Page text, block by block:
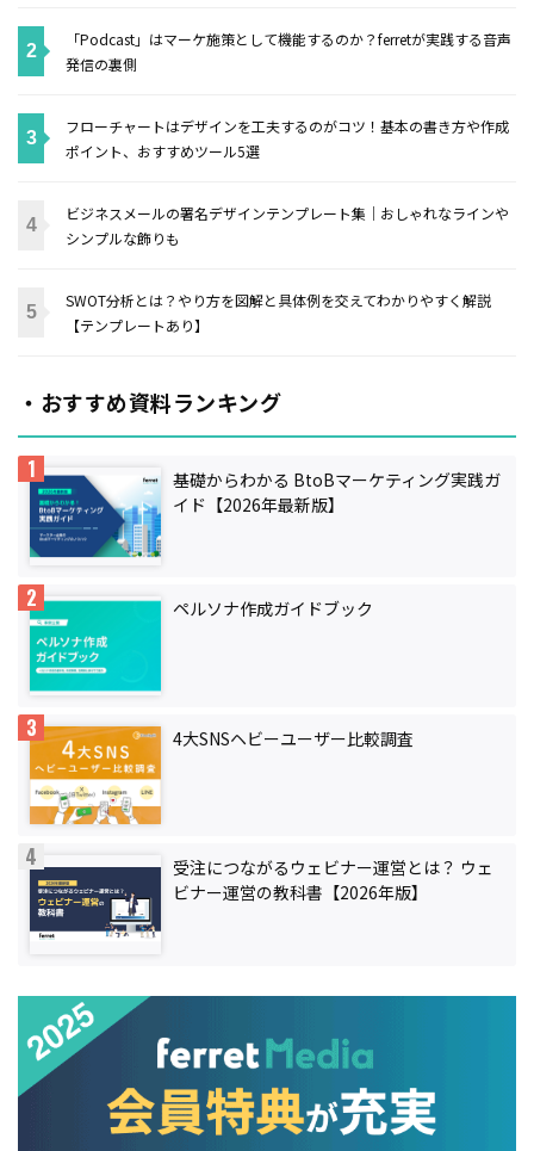
「Podcast」はマーケ施策として機能するのか？ferretが実践する音声
発信の裏側
フローチャートはデザインを工夫するのがコツ！基本の書き方や作成
ポイント、おすすめツール5選
ビジネスメールの署名デザインテンプレート集｜おしゃれなラインや
シンプルな飾りも
SWOT分析とは？やり方を図解と具体例を交えてわかりやすく解説
【テンプレートあり】
・おすすめ資料ランキング
基礎からわかる BtoBマーケティング実践ガ
イド【2026年最新版】
ペルソナ作成ガイドブック
4大SNSヘビーユーザー比較調査
受注につながるウェビナー運営とは？ ウェ
ビナー運営の教科書【2026年版】